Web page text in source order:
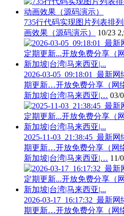
735行代码实现图片列表排
画效果（源码演示）
10/23
2026-03-05_09:18:01_最新
期更新…开放免费分享（网
新加坡|台湾|马来西亚|… 03/
2025-11-03_21:38:45_最新
期更新…开放免费分享（网
新加坡|台湾|马来西亚|… 11/
2026-03-17_16:17:32_最新
期更新…开放免费分享（网